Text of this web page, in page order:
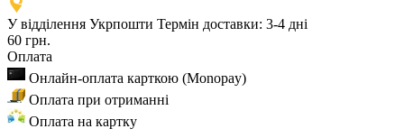
У відділення Укрпошти Термін доставки: 3-4 дні
60 грн.
Оплата
Онлайн-оплата карткою (Monopay)
Оплата при отриманні
Оплата на картку